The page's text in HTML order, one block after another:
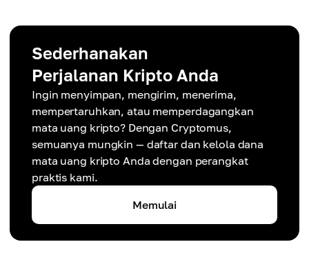
Sederhanakan
Perjalanan Kripto Anda
Ingin menyimpan, mengirim, menerima,
mempertaruhkan, atau memperdagangkan
mata uang kripto? Dengan Cryptomus,
semuanya mungkin — daftar dan kelola dana
mata uang kripto Anda dengan perangkat
praktis kami.
Memulai